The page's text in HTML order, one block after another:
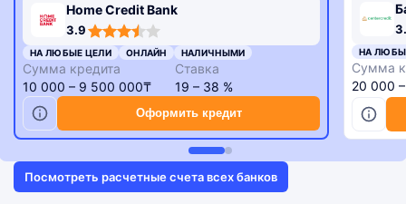
Home Credit Bank
3.9
rating
НА ЛЮБЫЕ ЦЕЛИ ОНЛАЙН НАЛИЧНЫМИ
Сумма кредита
10 000 – 9 500 000₸
Ставка
19 – 38 %
Оформить кредит
НА
Сумма
20 000
Посмотреть расчетные счета всех банков